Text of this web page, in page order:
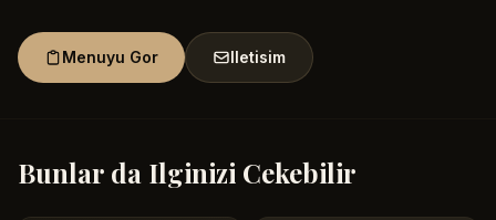
Menuyu Gor Iletisim
Bunlar da Ilginizi Cekebilir